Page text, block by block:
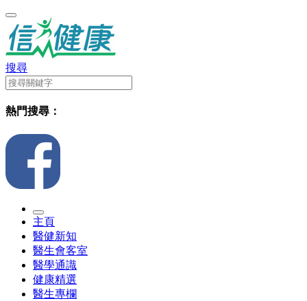
搜尋
熱門搜尋：
主頁
醫健新知
醫生會客室
醫學通識
健康精選
醫生專欄